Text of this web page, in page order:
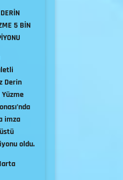
5 BİN
Derin
imza
oldu.